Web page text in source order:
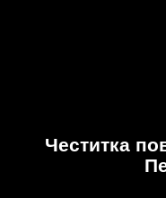
Честитка